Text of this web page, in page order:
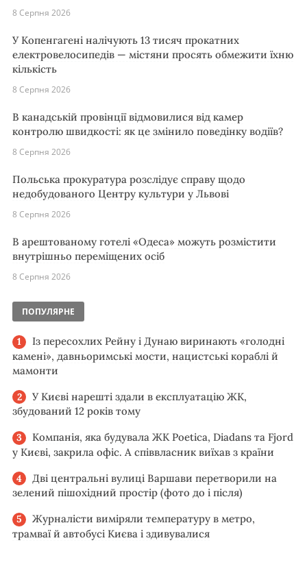
8 Серпня 2026
У Копенгагені налічують 13 тисяч прокатних
електровелосипедів — містяни просять обмежити їхню
кількість
8 Серпня 2026
В канадській провінції відмовилися від камер
контролю швидкості: як це змінило поведінку водіїв?
8 Серпня 2026
Польська прокуратура розслідує справу щодо
недобудованого Центру культури у Львові
8 Серпня 2026
В арештованому готелі «Одеса» можуть розмістити
внутрішньо переміщених осіб
8 Серпня 2026
ПОПУЛЯРНЕ
Із пересохлих Рейну і Дунаю виринають «голодні
камені», давньоримські мости, нацистські кораблі й
мамонти
У Києві нарешті здали в експлуатацію ЖК,
збудований 12 років тому
Компанія, яка будувала ЖК Poetica, Diadans та Fjord
у Києві, закрила офіс. А співвласник виїхав з країни
Дві центральні вулиці Варшави перетворили на
зелений пішохідний простір (фото до і після)
Журналісти виміряли температуру в метро,
трамваї й автобусі Києва і здивувалися